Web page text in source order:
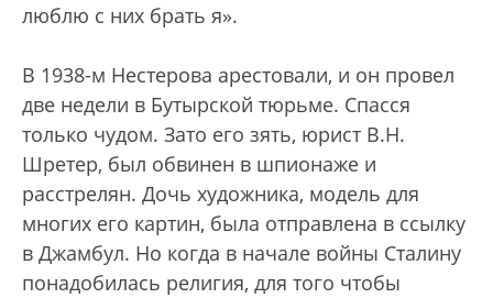
люблю с них брать я».
В 1938-м Нестерова арестовали, и он провел
две недели в Бутырской тюрьме. Спасся
только чудом. Зато его зять, юрист В.Н.
Шретер, был обвинен в шпионаже и
расстрелян. Дочь художника, модель для
многих его картин, была отправлена в ссылку
в Джамбул. Но когда в начале войны Сталину
понадобилась религия, для того чтобы